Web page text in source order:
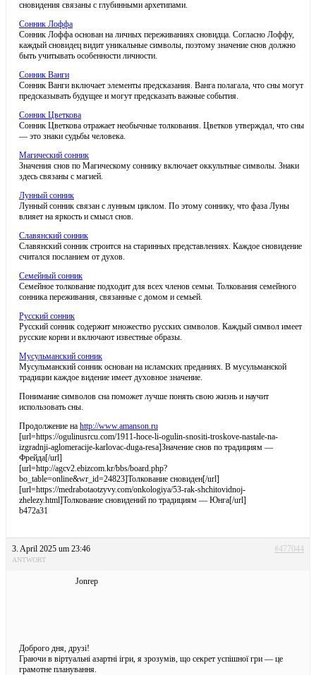
сновидения связаны с глубинными архетипами.
Сонник Лоффа
Сонник Лоффа основан на личных переживаниях сновидца. Согласно Лоффу,
каждый сновидец видит уникальные символы, поэтому значение снов должно
быть учитывать особенности личности.
Сонник Ванги
Сонник Ванги включает элементы предсказания. Ванга полагала, что сны могут
предсказывать будущее и могут предсказать важные события.
Сонник Цветкова
Сонник Цветкова отражает необычные толкования. Цветков утверждал, что сны
— это знаки судьбы человека.
Магический сонник
Значения снов по Магическому соннику включает оккультные символы. Знаки
здесь связаны с магией.
Лунный сонник
Лунный сонник связан с лунным циклом. По этому соннику, что фаза Луны
влияет на яркость и смысл снов.
Славянский сонник
Славянский сонник строится на старинных представлениях. Каждое сновидение
считался посланием от духов.
Семейный сонник
Семейное толкование подходит для всех членов семьи. Толкования семейного
сонника переживания, связанные с домом и семьей.
Русский сонник
Русский сонник содержит множество русских символов. Каждый символ имеет
русские корни и включают известные образы.
Мусульманский сонник
Мусульманский сонник основан на исламских преданиях. В мусульманской
традиции каждое видение имеет духовное значение.
Понимание символов сна поможет лучше понять свою жизнь и научит
использовать сны.
Продолжение на http://www.amanson.ru
[url=https://ogulinusrcu.com/1911-hoce-li-ogulin-snositi-troskove-nastale-na-
izgradnji-aglomeracije-karlovac-duga-resa]Значение снов по традициям —
Фрейда[/url]
[url=http://agcv2.ebizcom.kr/bbs/board.php?
bo_table=online&wr_id=24823]Толкование сновиден[/url]
[url=https://medrabotaotzyvy.com/onkologiya/53-rak-shchitovidnoj-
zhelezy.html]Толкование сновидений по традициям — Юнга[/url]
b472a31
3. April 2025 um 23:46 #477044
ANTWORT
Jonrep
Доброго дня, друзі!
Граючи в віртуальні азартні ігри, я зрозумів, що секрет успішної гри — це
грамотне планування.